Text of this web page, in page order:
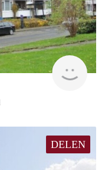
DELEN